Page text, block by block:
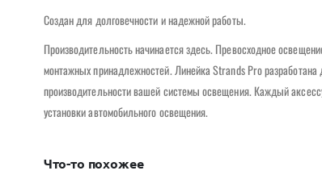
Создан для долговечности и надежной работы.
Производительность начинается здесь. Превосходное
монтажных принадлежностей. Линейка Strands Pro
производительности вашей системы освещения. Каждый
установки автомобильного освещения.
Что-то похожее